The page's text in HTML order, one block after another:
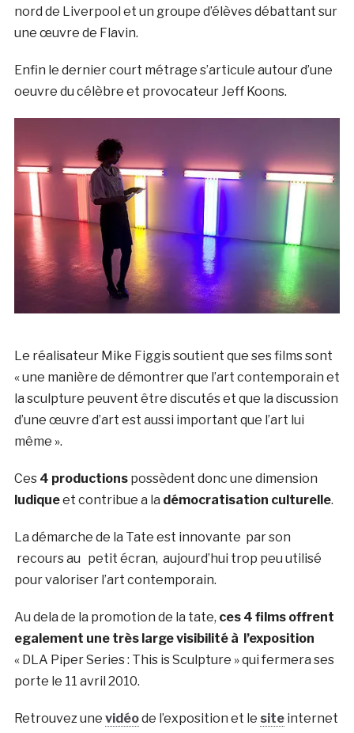
nord de Liverpool et un groupe d’élèves débattant sur
une œuvre de Flavin.
Enfin le dernier court métrage s’articule autour d’une
oeuvre du célèbre et provocateur Jeff Koons.
Le réalisateur Mike Figgis soutient que ses films sont
« une manière de démontrer que l’art contemporain et
la sculpture peuvent être discutés et que la discussion
d’une œuvre d’art est aussi important que l’art lui
même ».
Ces 4 productions possèdent donc une dimension
ludiqueet contribue a la démocratisation culturelle.
La démarche de la Tate est innovante par son
recours au petit écran, aujourd’hui trop peu utilisé
pour valoriser l’art contemporain.
Au dela de la promotion de la tate, ces 4 films offrent
egalement une très large visibilité à l’exposition
« DLA Piper Series : This is Sculpture » qui fermera ses
porte le 11 avril 2010.
Retrouvez une vidéode l’exposition et le siteinternet